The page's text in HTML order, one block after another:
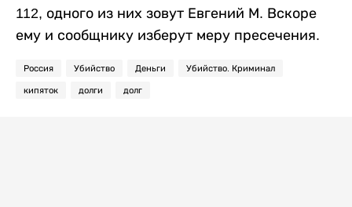
112, одного из них зовут Евгений М. Вскоре
ему и сообщнику изберут меру пресечения.
Россия Убийство Деньги Убийство. Криминал
кипяток долги долг